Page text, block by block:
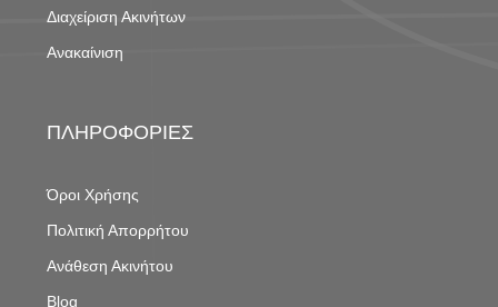
Διαχείριση Ακινήτων
Ανακαίνιση
ΠΛΗΡΟΦΟΡΙΕΣ
Όροι Χρήσης
Πολιτική Απορρήτου
Ανάθεση Ακινήτου
Blog